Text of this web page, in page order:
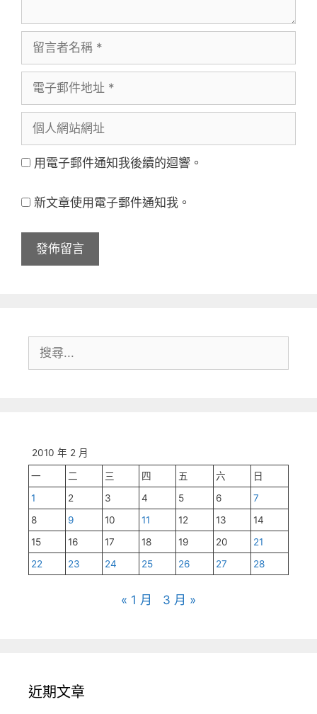
言
名
子
件
地
人
網
網
用電子郵件通知我後續的迴響。
新文章使用電子郵件通知我。
尋:
2010 年 2 月
一 二 三 四 五 六
日
1
2 3 4 5 6
7
8
9 10 11 12 13
14
15
16 17 18 19 20
21
22
23 24 25 26 27 28
« 1 月 3 月 »
近期文章